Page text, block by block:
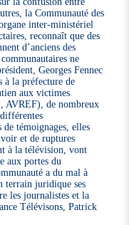
la Communauté des
inter-ministériel
reconnaît que des
d’anciens des
ne
Georges Fennec
à la préfecture de
aux victimes
AVREF), de nombreux
témoignages, elles
et de ruptures
à la télévision, vont
aux portes du
a du mal à
terrain juridique ses
les journalistes et la
Télévisons, Patrick